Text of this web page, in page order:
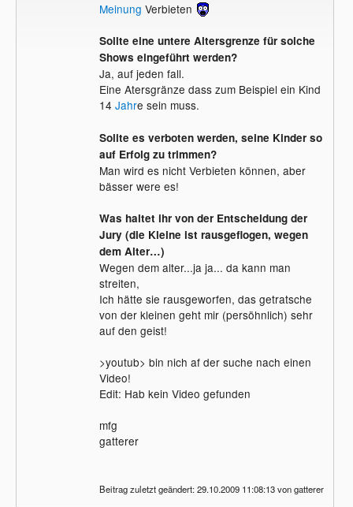
Meinung Verbieten
Sollte eine untere Altersgrenze für solche
Shows eingeführt werden?
Ja, auf jeden fall.
Eine Atersgränze dass zum Beispiel ein Kind
14 Jahre sein muss.
Sollte es verboten werden, seine Kinder so
auf Erfolg zu trimmen?
Man wird es nicht Verbieten können, aber
bässer were es!
Was haltet ihr von der Entscheidung der
Jury (die Kleine ist rausgeflogen, wegen
dem Alter…)
Wegen dem alter...ja ja... da kann man
streiten,
Ich hätte sie rausgeworfen, das getratsche
von der kleinen geht mir (persöhnlich) sehr
auf den geist!
>youtub> bin nich af der suche nach einen
Video!
Edit: Hab kein Video gefunden
mfg
gatterer
Beitrag zuletzt geändert: 29.10.2009 11:08:13 von gatterer